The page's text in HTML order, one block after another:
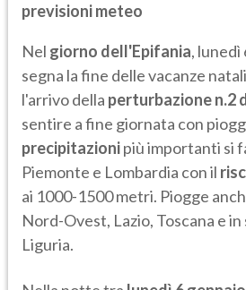
previsioni meteo
Nel giorno dell'Epifania, lunedì
segna la fine delle vacanze
l'arrivo della perturbazione n.2
sentire a fine giornata con
precipitazionipiù importanti si
Piemonte e Lombardia con il
ai 1000-1500 metri. Piogge
Nord-Ovest, Lazio, Toscana e
Liguria.